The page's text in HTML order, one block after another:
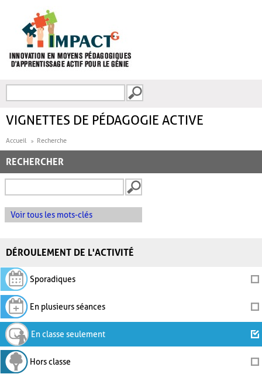
FORMULAIRE DE
VIGNETTES DE PÉDAGOGIE ACTIVE
Accueil Recherche
RECHERCHER
Voir tous les mots-clés
DÉROULEMENT DE L'ACTIVITÉ
Sporadiques
En plusieurs séances
En classe seulement
Hors classe